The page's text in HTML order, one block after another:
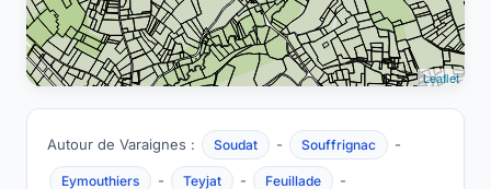
Leaflet
Autour de Varaignes : Soudat - Souffrignac -
Eymouthiers - Teyjat - Feuillade -